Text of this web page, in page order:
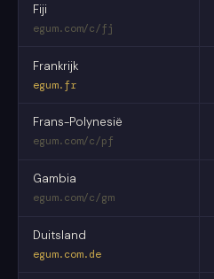
Fiji
egum.com/c/fj
Frankrijk
egum.fr
Frans-Polynesië
egum.com/c/pf
Gambia
egum.com/c/gm
Duitsland
egum.com.de